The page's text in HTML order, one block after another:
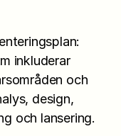
inkluderar
och
design,
och lansering.